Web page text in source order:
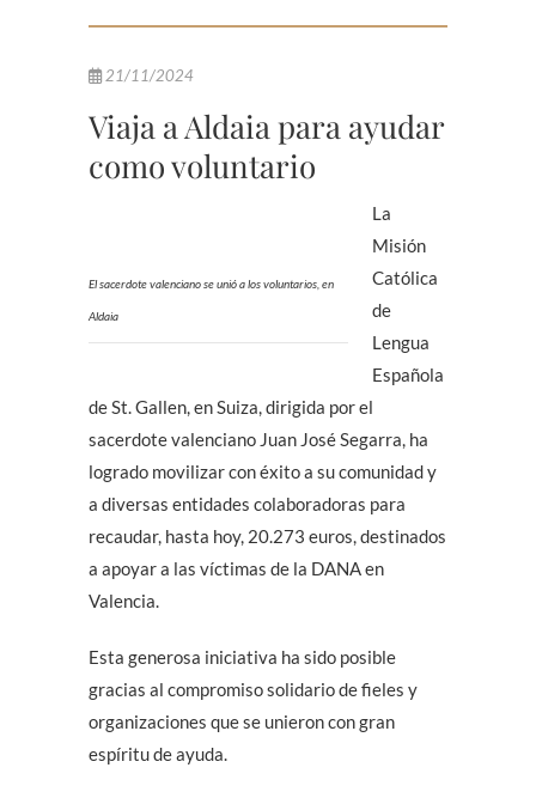
21/11/2024
Viaja a Aldaia para ayudar
como voluntario
El sacerdote valenciano se unió a los voluntarios, en
Aldaia
La
Misión
Católica
de
Lengua
Española
de St. Gallen, en Suiza, dirigida por el
sacerdote valenciano Juan José Segarra, ha
logrado movilizar con éxito a su comunidad y
a diversas entidades colaboradoras para
recaudar, hasta hoy, 20.273 euros, destinados
a apoyar a las víctimas de la DANA en
Valencia.
Esta generosa iniciativa ha sido posible
gracias al compromiso solidario de fieles y
organizaciones que se unieron con gran
espíritu de ayuda.